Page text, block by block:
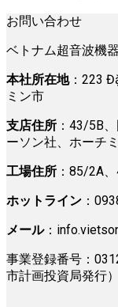
お問い合わせ
ベトナム超音波機
本社所在地：223
ミン市
支店住所 ：43/5B
ーソン社、ホーチ
工場住所 ：85/2A
ホットライン ：
メール：
事業登録番号：
市計画投資局発行）